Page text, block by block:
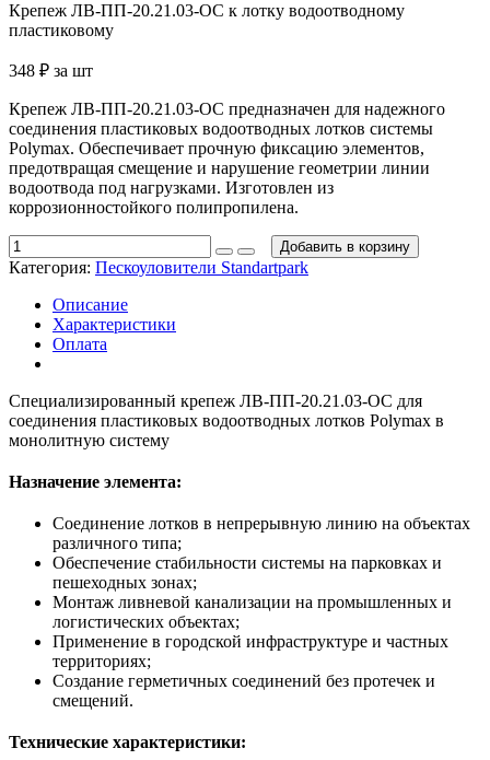
Крепеж ЛВ-ПП-20.21.03-ОС к лотку водоотводному
пластиковому
348 ₽ за шт
Крепеж ЛВ-ПП-20.21.03-ОС предназначен для надежного
соединения пластиковых водоотводных лотков системы
Polymax. Обеспечивает прочную фиксацию элементов,
предотвращая смещение и нарушение геометрии линии
водоотвода под нагрузками. Изготовлен из
коррозионностойкого полипропилена.
Добавить в корзину
Категория: Пескоуловители Standartpark
Описание
Характеристики
Оплата
Специализированный крепеж ЛВ-ПП-20.21.03-ОС для
соединения пластиковых водоотводных лотков Polymax в
монолитную систему
Назначение элемента:
Соединение лотков в непрерывную линию на объектах
различного типа;
Обеспечение стабильности системы на парковках и
пешеходных зонах;
Монтаж ливневой канализации на промышленных и
логистических объектах;
Применение в городской инфраструктуре и частных
территориях;
Создание герметичных соединений без протечек и
смещений.
Технические характеристики: